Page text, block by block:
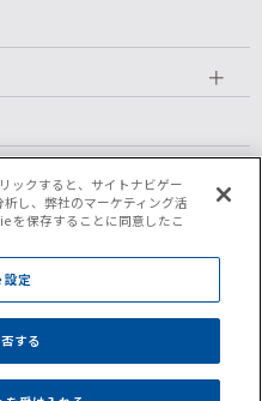
＋
ポリシー
件
ックすると、サイトナビゲー
し、弊社のマーケティング活
を保存することに同意したこ
定
する